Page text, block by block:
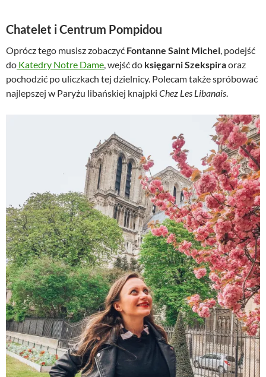
Chatelet i Centrum Pompidou
Oprócz tego musisz zobaczyć Fontanne Saint Michel , podejść
do Katedry Notre Dame , wejść do księgarni Szekspiraoraz
pochodzić po uliczkach tej dzielnicy. Polecam także spróbować
najlepszej w Paryżu libańskiej knajpki Chez Les Libanais